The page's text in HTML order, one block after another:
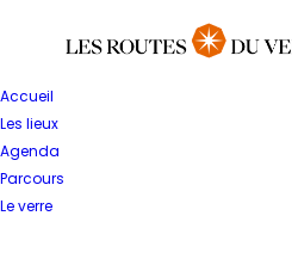
Accueil
Les lieux
Agenda
Parcours
Le verre